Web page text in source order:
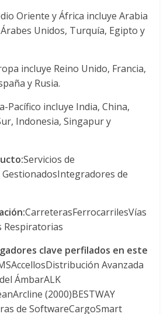
Oriente y África incluye Arabia
Unidos, Turquía, Egipto y
incluye Reino Unido, Francia,
y Rusia.
Pacífico incluye India, China,
Indonesia, Singapur y
Servicios de
de
CarreterasFerrocarrilesVías
Respiratorias
clave perfilados en este
Avanzada
ÁmbarALK
(2000)BESTWAY
de SoftwareCargoSmart